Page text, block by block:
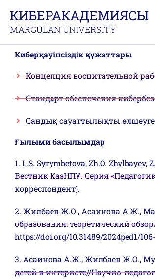
content
КИБЕРАКАДЕМИЯСЫ
MARGULAN UNIVERSITY
Киберқауіпсіздік құжаттары
Концепция воспитательной
Стандарт обеспечения
Сандық сауаттылықты
Ғылыми басылымдар
1. L.S. Syrymbetova, Zh.O.
Вестник КазНПУ. Серия
корреспондент).
2. Жилбаев Ж.О., Асаинова А.Ж.,
образования: теоретический
https://doi.org/10.31489/2024ped1/106-
3. Асаинова А.Ж., Жилбаев Ж.О.,
детей в интернете//Научно-